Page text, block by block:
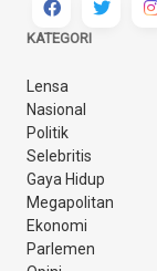
KATEGORI
Lensa
Nasional
Politik
Selebritis
Gaya Hidup
Megapolitan
Ekonomi
Parlemen